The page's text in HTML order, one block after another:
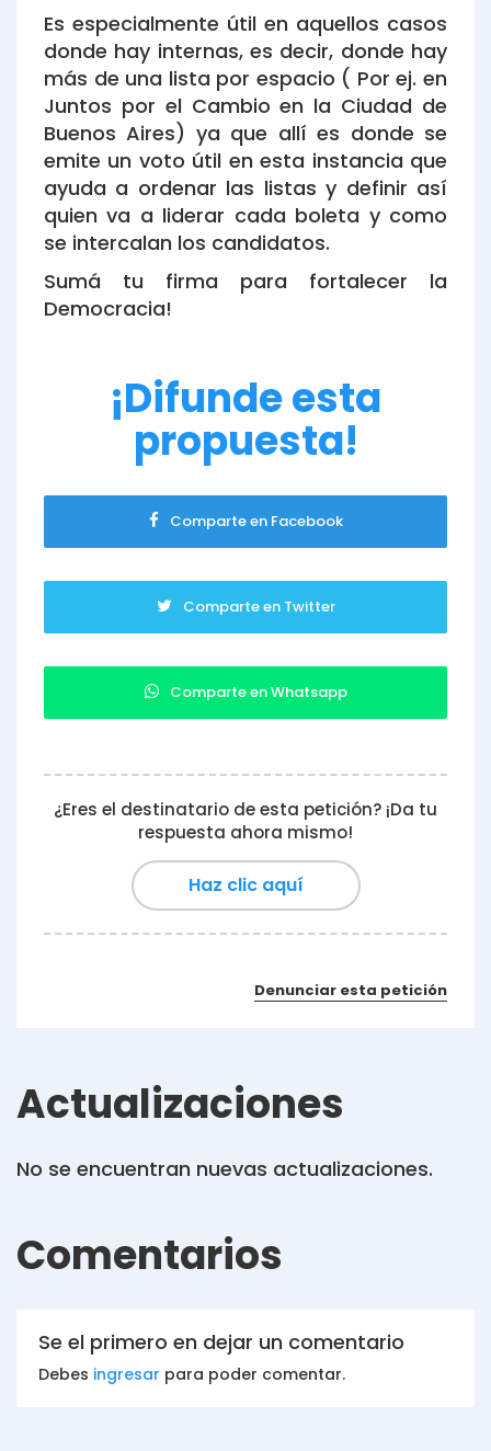
Es especialmente útil en aquellos casos
donde hay internas, es decir, donde hay
más de una lista por espacio ( Por ej. en
Juntos por el Cambio en la Ciudad de
Buenos Aires) ya que allí es donde se
emite un voto útil en esta instancia que
ayuda a ordenar las listas y definir así
quien va a liderar cada boleta y como
se intercalan los candidatos.
Sumá tu firma para fortalecer la
Democracia!
¡Difunde esta
propuesta!
Comparte en Facebook
Comparte en Twitter
Comparte en Whatsapp
¿Eres el destinatario de esta petición? ¡Da tu
respuesta ahora mismo!
Haz clic aquí
Denunciar esta petición
Actualizaciones
No se encuentran nuevas actualizaciones.
Comentarios
Se el primero en dejar un comentario
Debes ingresar para poder comentar.